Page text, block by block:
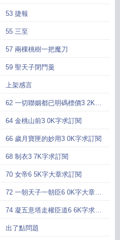
53 捷報
55 三至
57 兩棵桃樹一把魔刀
59 聖天子閉門羹
上架感言
62 一切聯姻都已明碼標價3 2K字
求訂閱
64 金桃山前3 0K字求訂閱
66 歲月寶匣的妙用3 0K字求訂閱
68 制衣3 7K字求訂閱
70 女帝6 5K字大章求訂閱
72 一朝天子一朝臣6 0K字大章求
訂閱
74 凝五意塔走權臣道6 6K字求訂
閱
出了點問題